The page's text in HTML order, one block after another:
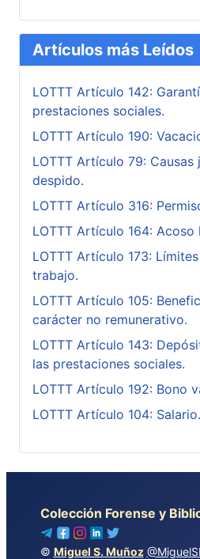
Artículos más Leídos
LOTTT Artículo 142:
prestaciones sociales.
LOTTT Artículo 190:
LOTTT Artículo 79:
despido.
LOTTT Artículo 316:
LOTTT Artículo 164: Acoso
LOTTT Artículo 173:
trabajo.
LOTTT Artículo 105:
carácter no remunerativo.
LOTTT Artículo 143:
las prestaciones sociales.
LOTTT Artículo 192: Bono
LOTTT Artículo 104: Salario.
Colección Forense y
© Miguel S. Muñoz